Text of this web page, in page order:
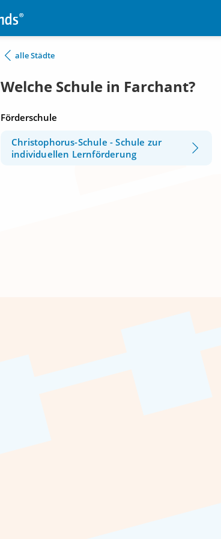
alle Städte
Welche Schule in Farchant?
Förderschule
Christophorus-Schule - Schule zur
individuellen Lernförderung